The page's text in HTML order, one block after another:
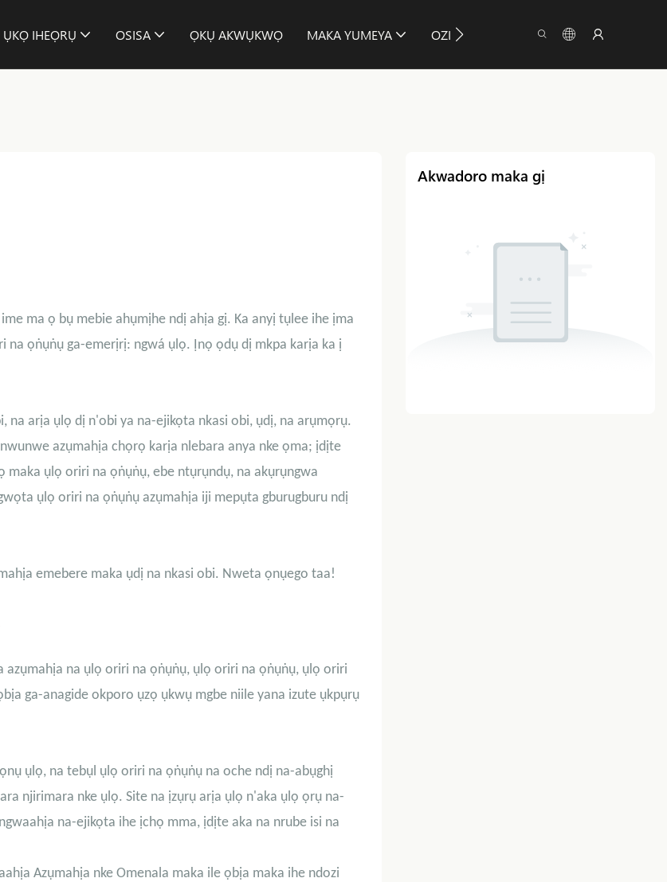
ỤKỌ IHEỌRỤ OSISA ỌKỤ AKWỤKWỌ MAKA YUMEYA OZI NDỊNA NDỊ AHỤ
ma ọ bụ mebie ahụmịhe ndị ahịa gị. Ka anyị tụlee ihe ịma
ọṅụṅụ ga-emerịrị: ngwá ụlọ. Ịnọ ọdụ dị mkpa karịa ka ị
na arịa ụlọ dị n'obi ya na-ejikọta nkasi obi, ụdị, na arụmọrụ.
azụmahịa chọrọ karịa nlebara anya nke ọma; ịdịte
ụlọ oriri na ọṅụṅụ, ebe ntụrụndụ, na akụrụngwa
ụlọ oriri na ọṅụṅụ azụmahịa iji mepụta gburugburu ndị
emebere maka ụdị na nkasi obi. Nweta ọnụego taa!
na ụlọ oriri na ọṅụṅụ, ụlọ oriri na ọṅụṅụ, ụlọ oriri
ga-anagide okporo ụzọ ụkwụ mgbe niile yana izute ụkpụrụ
ụlọ, na tebụl ụlọ oriri na ọṅụṅụ na oche ndị na-abụghị
njirimara nke ụlọ. Site na ịzụrụ arịa ụlọ n'aka ụlọ ọrụ na-
na-ejikọta ihe ịchọ mma, ịdịte aka na nrube isi na
Azụmahịa nke Omenala maka ile ọbịa maka ihe ndozi
Akwadoro maka gị